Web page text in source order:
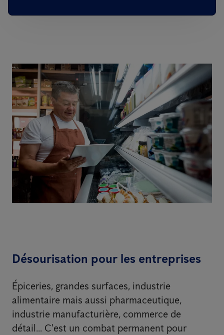
Désourisation pour les entreprises
Épiceries, grandes surfaces, industrie
alimentaire mais aussi pharmaceutique,
industrie manufacturière, commerce de
détail... C'est un combat permanent pour